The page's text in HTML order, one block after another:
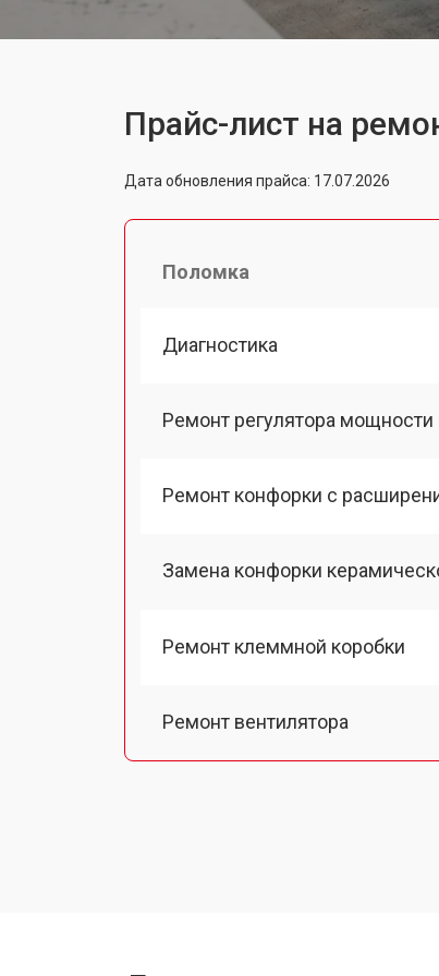
Прайс-лист на
Дата обновления прайса: 17.07.2026
Поломка
Диагностика
Ремонт регулятора
Ремонт конфорки с
Замена конфорки
Ремонт клеммной коробки
Ремонт вентилятора